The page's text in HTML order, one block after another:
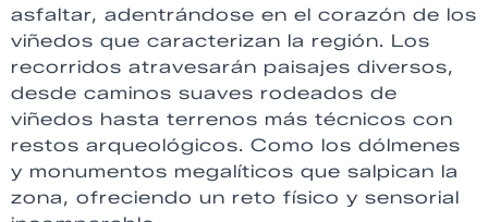
asfaltar, adentrándose en el corazón de los
viñedos que caracterizan la región. Los
recorridos atravesarán paisajes diversos,
desde caminos suaves rodeados de
viñedos hasta terrenos más técnicos con
restos arqueológicos. Como los dólmenes
y monumentos megalíticos que salpican la
zona, ofreciendo un reto físico y sensorial